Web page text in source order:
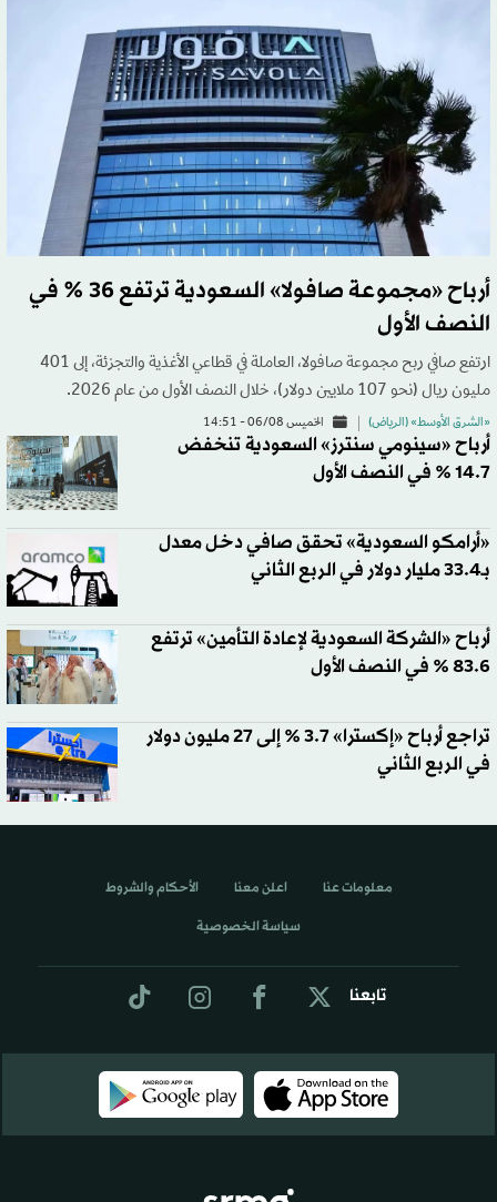
أرباح «مجموعة صافولا» السعودية ترتفع 36 % في
النصف الأول
ارتفع صافي ربح مجموعة صافولا، العاملة في قطاعي الأغذية والتجزئة، إلى 401
مليون ريال (نحو 107 ملايين دولار)، خلال النصف الأول من عام 2026.
«الشرق الأوسط» (الرياض) الخميس 06/08 - 14:51
أرباح «سينومي سنترز» السعودية تنخفض
14.7 % في النصف الأول
«أرامكو السعودية» تحقق صافي دخل معدل
بـ33.4 مليار دولار في الربع الثاني
أرباح «الشركة السعودية لإعادة التأمين» ترتفع
83.6 % في النصف الأول
تراجع أرباح «إكسترا» 3.7 % إلى 27 مليون دولار
في الربع الثاني
تابعنا
معلومات عنا اعلن معنا الأحكام والشروط
سياسة الخصوصية